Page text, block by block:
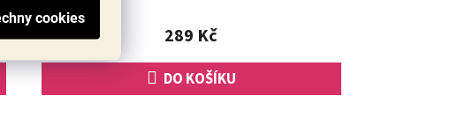
hvězdiček.
289 Kč
DO KOŠÍKU